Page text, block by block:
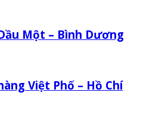
Một – Bình Dương
Việt Phố – Hồ Chí